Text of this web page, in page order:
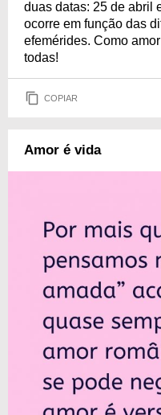
duas datas: 25 de abril
ocorre em função das
efemérides. Como
todas!
COPIAR
Amor é vida